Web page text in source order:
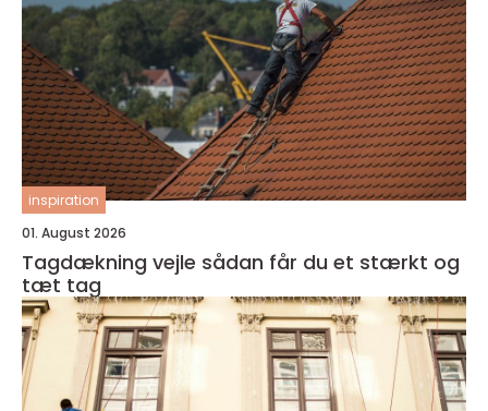
inspiration
01. August 2026
Tagdækning vejle sådan får du et stærkt og
tæt tag